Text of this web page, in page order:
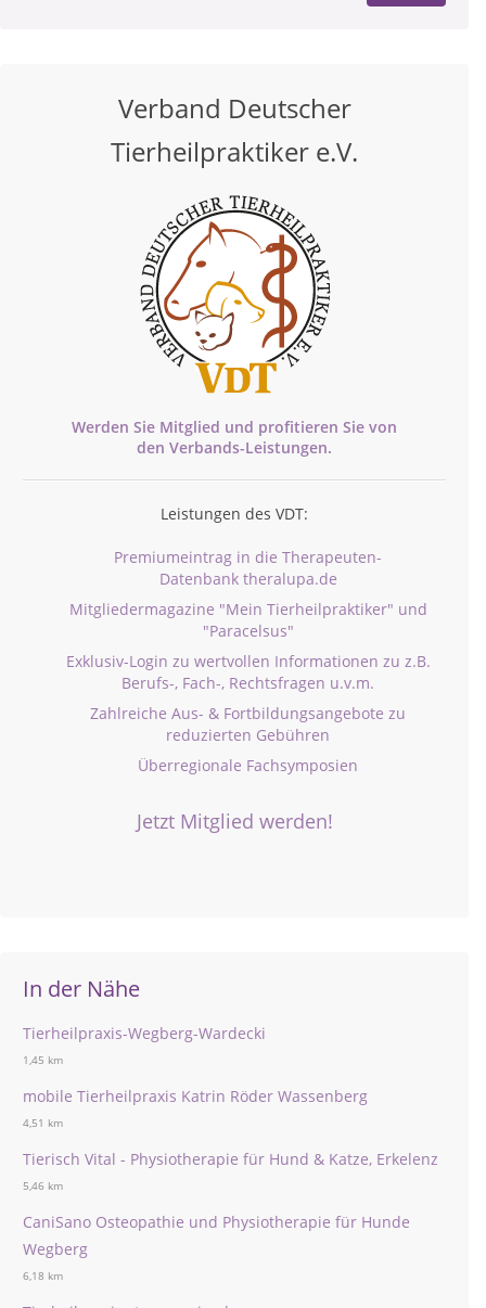
Verband Deutscher
Tierheilpraktiker e.V.
Werden Sie Mitglied und profitieren Sie von
den Verbands-Leistungen.
Leistungen des VDT:
Premiumeintrag in die Therapeuten-
Datenbank theralupa.de
Mitgliedermagazine "Mein Tierheilpraktiker" und
"Paracelsus"
Exklusiv-Login zu wertvollen Informationen zu z.B.
Berufs-, Fach-, Rechtsfragen u.v.m.
Zahlreiche Aus- & Fortbildungsangebote zu
reduzierten Gebühren
Überregionale Fachsymposien
Jetzt Mitglied werden!
In der Nähe
Tierheilpraxis-Wegberg-Wardecki
1,45 km
mobile Tierheilpraxis Katrin Röder Wassenberg
4,51 km
Tierisch Vital - Physiotherapie für Hund & Katze, Erkelenz
5,46 km
CaniSano Osteopathie und Physiotherapie für Hunde
Wegberg
6,18 km